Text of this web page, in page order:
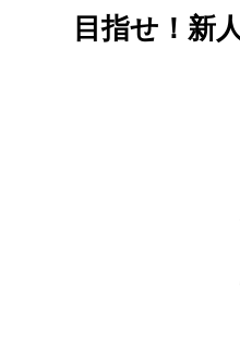
目指せ！新